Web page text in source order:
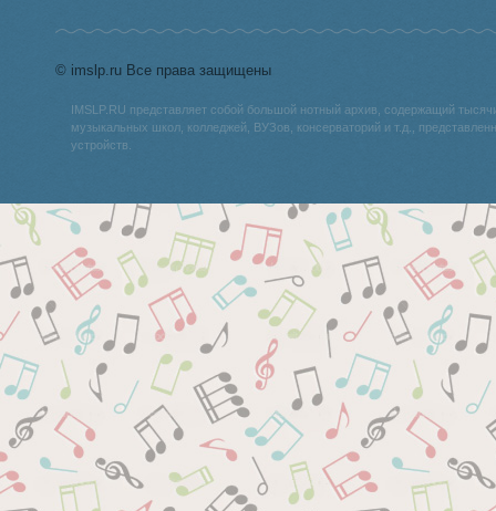
© imslp.ru Все права защищены
IMSLP.RU представляет собой большой нотный архив, содержащий
музыкальных школ, колледжей, ВУЗов, консерваторий и т.д.,
устройств.